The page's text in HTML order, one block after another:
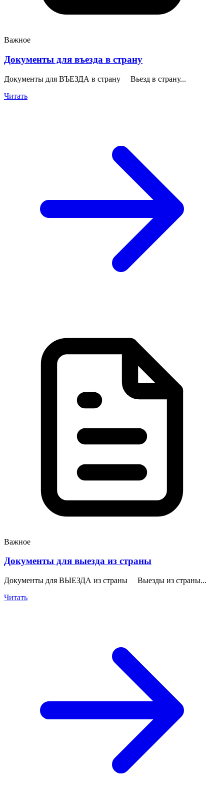
Важное
Документы для въезда в страну
Документы для ВЪЕЗДА в страну Вьезд в страну...
Читать
Важное
Документы для выезда из страны
Документы для ВЫЕЗДА из страны Выезды из страны...
Читать